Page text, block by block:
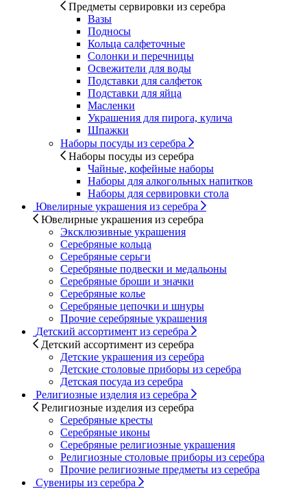
Предметы сервировки из серебра
Вазы
Подносы
Кольца салфеточные
Солонки и перечницы
Освежители для воды
Подставки для салфеток
Подставки для яйца
Масленки
Украшения для пирога, кулича
Шпажки
Наборы посуды из серебра
Наборы посуды из серебра
Чайные, кофейные наборы
Наборы для алкогольных напитков
Наборы для сервировки стола
Ювелирные украшения из серебра
Ювелирные украшения из серебра
Эксклюзивные украшения
Серебряные кольца
Серебряные серьги
Серебряные подвески и медальоны
Серебряные броши и значки
Серебряные колье
Серебряные цепочки и шнуры
Прочие серебряные украшения
Детский ассортимент из серебра
Детский ассортимент из серебра
Детские украшения из серебра
Детские столовые приборы из серебра
Детская посуда из серебра
Религиозные изделия из серебра
Религиозные изделия из серебра
Серебряные кресты
Серебряные иконы
Серебряные религиозные украшения
Религиозные столовые приборы из серебра
Прочие религиозные предметы из серебра
Сувениры из серебра